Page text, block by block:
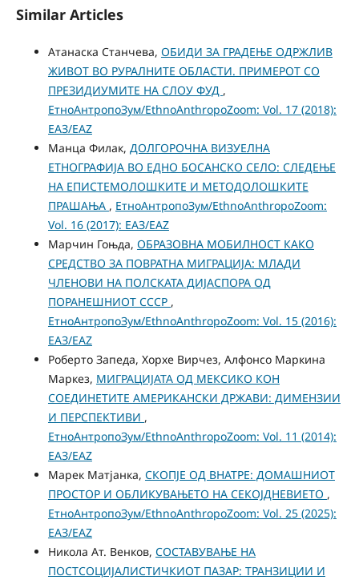
Similar Articles
Атанаска Станчева, ОБИДИ ЗА ГРАДЕЊЕ ОДРЖЛИВ
ЖИВОТ ВО РУРАЛНИТЕ ОБЛАСТИ. ПРИМЕРОТ СО
ПРЕЗИДИУМИТЕ НА СЛОУ ФУД ,
ЕтноАнтропоЗум/EthnoAnthropoZoom: Vol. 17 (2018):
ЕАЗ/EAZ
Манца Филак, ДОЛГОРОЧНА ВИЗУЕЛНА
ЕТНОГРАФИЈА ВО ЕДНО БОСАНСКО СЕЛО: СЛЕДЕЊЕ
НА ЕПИСТЕМОЛОШКИТЕ И МЕТОДОЛОШКИТЕ
ПРАШАЊА , ЕтноАнтропоЗум/EthnoAnthropoZoom:
Vol. 16 (2017): ЕАЗ/EAZ
Марчин Гоњда, ОБРАЗОВНА МОБИЛНОСТ КАКО
СРЕДСТВО ЗА ПОВРАТНА МИГРАЦИЈА: МЛАДИ
ЧЛЕНОВИ НА ПОЛСКАТА ДИЈАСПОРА ОД
ПОРАНЕШНИОТ СССР ,
ЕтноАнтропоЗум/EthnoAnthropoZoom: Vol. 15 (2016):
ЕАЗ/EAZ
Роберто Запеда, Хорхе Вирчез, Алфонсо Маркина
Маркез, МИГРАЦИЈАТА ОД МЕКСИКО КОН
СОЕДИНЕТИТЕ АМЕРИКАНСКИ ДРЖАВИ: ДИМЕНЗИИ
И ПЕРСПЕКТИВИ ,
ЕтноАнтропоЗум/EthnoAnthropoZoom: Vol. 11 (2014):
ЕАЗ/EAZ
Марек Матјанка, СКОПЈЕ ОД ВНАТРЕ: ДОМАШНИОТ
ПРОСТОР И ОБЛИКУВАЊЕТО НА СЕКОЈДНЕВИЕТО ,
ЕтноАнтропоЗум/EthnoAnthropoZoom: Vol. 25 (2025):
ЕАЗ/EAZ
Никола Ат. Венков, СОСТАВУВАЊЕ НА
ПОСТСОЦИЈАЛИСТИЧКИОТ ПАЗАР: ТРАНЗИЦИИ И